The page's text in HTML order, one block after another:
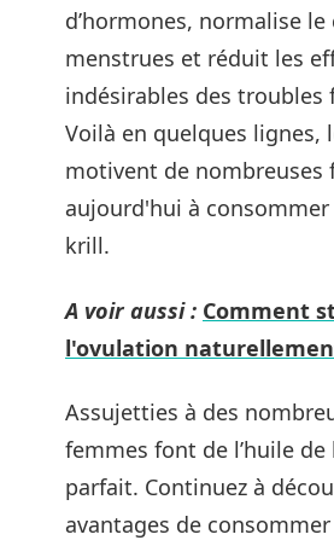
d’hormones, normalise le
menstrues et réduit les
indésirables des troubles
Voilà en quelques lignes,
motivent de nombreuses
aujourd'hui à consommer
krill.
A voir aussi : Comment
l'ovulation
Assujetties à des
femmes font de l’huile
parfait. Continuez à
avantages de